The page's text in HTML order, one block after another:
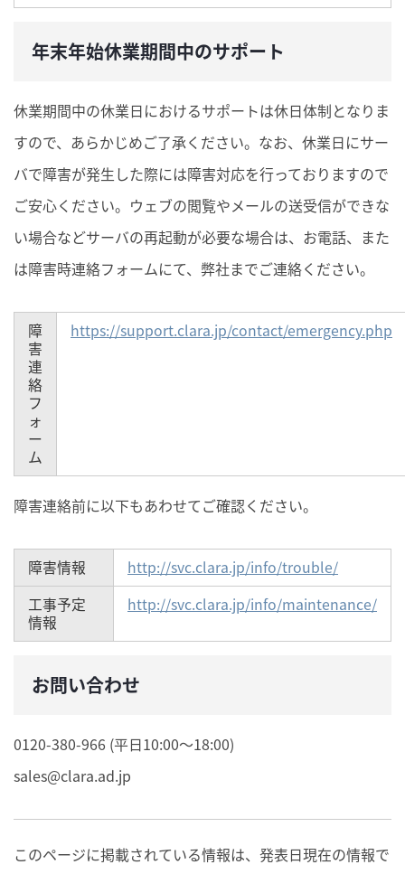
年末年始休業期間中のサポート
休業期間中の休業日におけるサポートは休日体制となりま
すので、あらかじめご了承ください。なお、休業日にサー
バで障害が発生した際には障害対応を行っておりますので
ご安心ください。ウェブの閲覧やメールの送受信ができな
い場合などサーバの再起動が必要な場合は、お電話、また
は障害時連絡フォームにて、弊社までご連絡ください。
障
害
連
絡
フ
ォ
ー
ム
https://support.clara.jp/contact/emergency.php
障害連絡前に以下もあわせてご確認ください。
障害情報
http://svc.clara.jp/info/trouble/
工事予定
情報
http://svc.clara.jp/info/maintenance/
お問い合わせ
0120-380-966 (平日10:00～18:00)
sales@clara.ad.jp
このページに掲載されている情報は、発表日現在の情報で